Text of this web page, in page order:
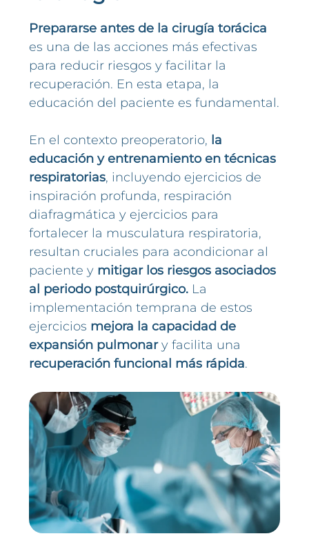
Prepararse antes de la cirugía torácica
es una de las acciones más efectivas
para reducir riesgos y facilitar la
recuperación. En esta etapa, la
educación del paciente es fundamental.
En el contexto preoperatorio, la
educación y entrenamiento en técnicas
respiratorias, incluyendo ejercicios de
inspiración profunda, respiración
diafragmática y ejercicios para
fortalecer la musculatura respiratoria,
resultan cruciales para acondicionar al
paciente y mitigar los riesgos asociados
al periodo postquirúrgico. La
implementación temprana de estos
ejercicios mejora la capacidad de
expansión pulmonary facilita una
recuperación funcional más rápida.